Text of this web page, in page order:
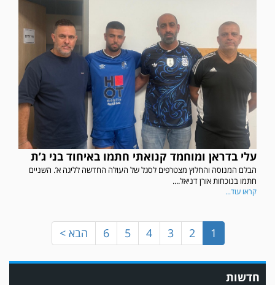
עלי בדראן ומוחמד קנואתי חתמו באיחוד בני ג’ת
הבלם המנוסה והחלוץ מצטרפים לסגל של העולה החדשה לליגה א’. השניים
חתמו בנוכחות אורן דניאל....
קראו עוד...
1
2
3
4
5
6 הבא >
חדשות
במשחק אימון שהתקיים הבוקר יום ה' ניצחה קרית מלאכי את עירוני אשדוד 5-0.
משחק אימון: ירמיהו חולון גברה על הפועל אזור 0-1 משער של אחמד מצרי.